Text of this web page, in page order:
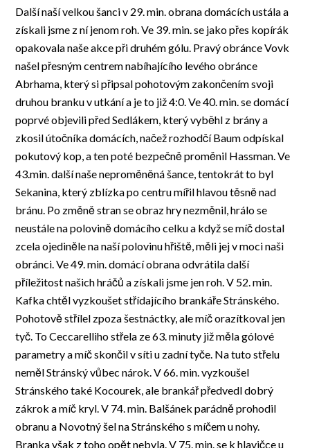
Další naší velkou šanci v 29. min. obrana domácích ustála a
získali jsme z ní jenom roh. Ve 39. min. se jako přes kopírák
opakovala naše akce při druhém gólu. Pravý obránce Vovk
našel přesným centrem nabíhajícího levého obránce
Abrhama, který si připsal pohotovým zakončením svoji
druhou branku v utkání a je to již 4:0. Ve 40. min. se domácí
poprvé objevili před Sedlákem, který vyběhl z brány a
zkosil útočníka domácích, načež rozhodčí Baum odpískal
pokutový kop, a ten poté bezpečně proměnil Hassman. Ve
43.min. další naše neproměněná šance, tentokrát to byl
Sekanina, který zblízka po centru mířil hlavou těsně nad
bránu. Po změně stran se obraz hry nezměnil, hrálo se
neustále na polovině domácího celku a když se míč dostal
zcela ojediněle na naší polovinu hřiště, měli jej v moci naši
obránci. Ve 49. min. domácí obrana odvrátila další
příležitost našich hráčů a získali jsme jen roh. V 52. min.
Kafka chtěl vyzkoušet střídajícího brankáře Stránského.
Pohotově střílel zpoza šestnáctky, ale míč orazítkoval jen
tyč. To Ceccarelliho střela ze 63. minuty již měla gólové
parametry a míč skončil v síti u zadní tyče. Na tuto střelu
neměl Stránský vůbec nárok. V 66. min. vyzkoušel
Stránského také Kocourek, ale brankář předvedl dobrý
zákrok a míč kryl. V 74. min. Balšánek parádně prohodil
obranu a Novotný šel na Stránského s míčem u nohy.
Branka však z toho opět nebyla. V 75. min. se k hlavičce u